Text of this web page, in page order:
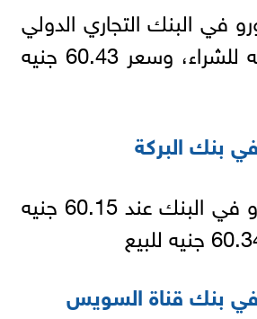
في البنك التجاري الدولي
نحو 60.22 جنيه للشراء، وسعر 60.43 جنيه
بنك البركة
ونزل سعر اليورو في البنك عند 60.15 جنيه
بنك قناة السويس